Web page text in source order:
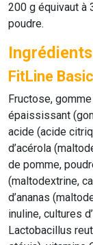
200 g équivaut à
poudre.
Ingrédients
FitLine
Fructose,
épaississant
acide (acide
d’acérola
de pomme,
(maltodextrine,
d’ananas
inuline, cultures
Lactobacillus